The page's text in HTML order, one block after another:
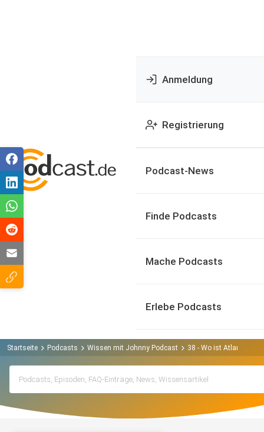
Anmeldung
Registrierung
Podcast-News
Finde Podcasts
Mache Podcasts
Erlebe Podcasts
Startseite Podcasts Wissen mit Johnny Podcast 38 - Wo ist Atlantis?